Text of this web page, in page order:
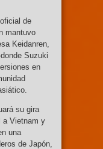
de
mantuvo
Keidanren,
Suzuki
en
su gira
a Vietnam y
una
de Japón,